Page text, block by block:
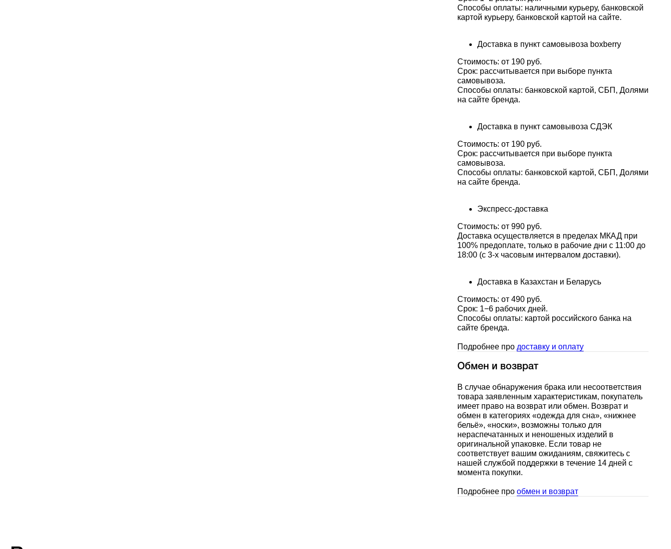
Способы оплаты: наличными курьеру, банковской
картой курьеру, банковской картой на сайте.
Доставка в пункт самовывоза boxberry
Стоимость: от 190 руб.
Срок: рассчитывается при выборе пункта
самовывоза.
Способы оплаты: банковской картой, СБП, Долями
на сайте бренда.
Доставка в пункт самовывоза СДЭК
Стоимость: от 190 руб.
Срок: рассчитывается при выборе пункта
самовывоза.
Способы оплаты: банковской картой, СБП, Долями
на сайте бренда.
Экспресс-доставка
Стоимость: от 990 руб.
Доставка осуществляется в пределах МКАД при
100% предоплате, только в рабочие дни с 11:00 до
18:00 (с 3-х часовым интервалом доставки).
Доставка в Казахстан и Беларусь
Стоимость: от 490 руб.
Срок: 1−6 рабочих дней.
Способы оплаты: картой российского банка на
сайте бренда.
Подробнее про доставку и оплату
Обмен и возврат
В случае обнаружения брака или несоответствия
товара заявленным характеристикам, покупатель
имеет право на возврат или обмен. Возврат и
обмен в категориях «одежда для сна», «нижнее
бельё», «носки», возможны только для
нераспечатанных и неношеных изделий в
оригинальной упаковке. Если товар не
соответствует вашим ожиданиям, свяжитесь с
нашей службой поддержки в течение 14 дней с
момента покупки.
Подробнее про обмен и возврат